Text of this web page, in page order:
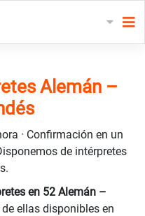
Alemán –
· Confirmación en un
de intérpretes
en 52 Alemán –
ellas disponibles en